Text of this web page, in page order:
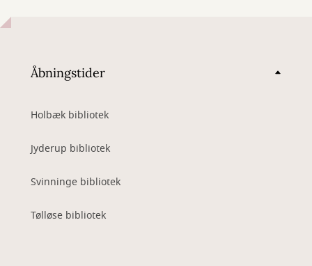
Åbningstider
Holbæk bibliotek
Jyderup bibliotek
Svinninge bibliotek
Tølløse bibliotek